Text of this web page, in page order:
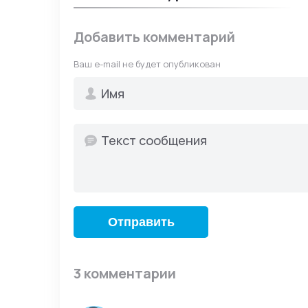
Добавить комментарий
Ваш e-mail не будет опубликован
Отправить
3 комментарии
использования.
Комментарий
Пишите
Не публикуйте
Комментарии
Не